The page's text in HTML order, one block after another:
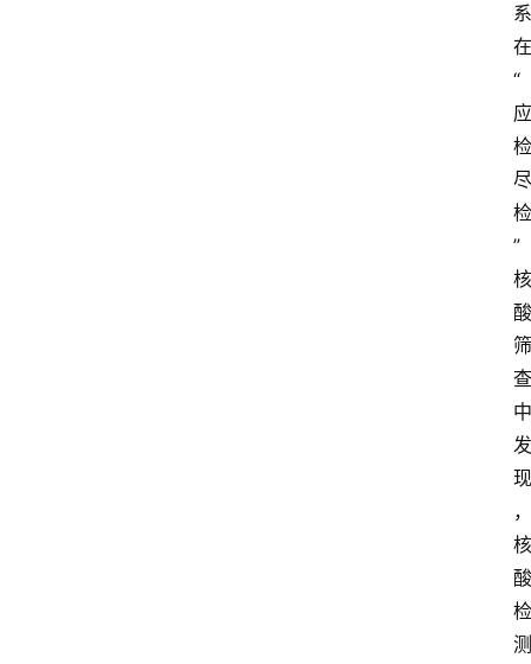
系
在
“
应
检
尽
检
”
核
酸
筛
查
中
发
现
，
核
酸
检
测